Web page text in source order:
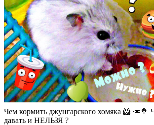
Чем кормить джунгарского хомяка 🐹
давать и НЕЛЬЗЯ ?